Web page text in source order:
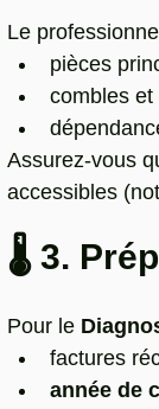
Le
pièces
combles et
Assurez-vous
accessibles
🌡️ 3.
Pour le
factures
année de